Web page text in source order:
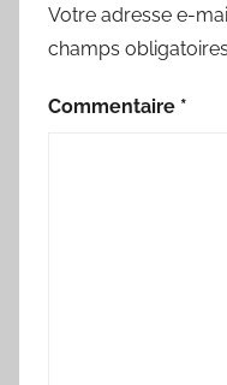
Votre adresse e-
champs
Commentaire *